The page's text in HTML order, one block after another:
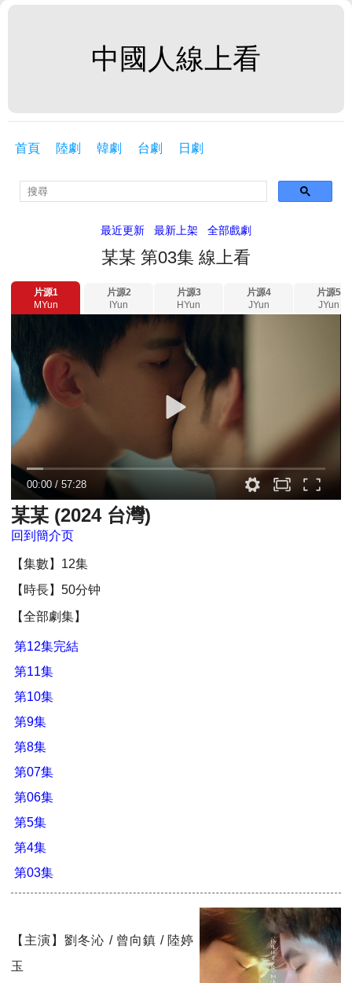
中國人線上看
首頁 陸劇 韓劇 台劇 日劇
最近更新 最新上架 全部戲劇
某某 第03集 線上看
片源1
MYun
片源2
IYun
片源3
HYun
片源4
JYun
片源5
JYun
00:00 /57:28
某某 (2024 台灣)
回到簡介页
【集數】12集
【時長】50分钟
【全部劇集】
第12集完結
第11集
第10集
第9集
第8集
第07集
第06集
第5集
第4集
第03集
【主演】劉冬沁 / 曾向鎮 / 陸婷
玉